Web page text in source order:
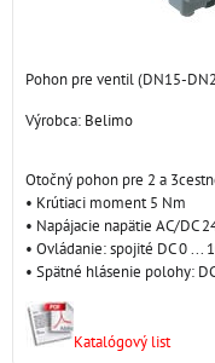
Pohon pre ventil (DN15-
Výrobca: Belimo
Otočný pohon pre 2 a
• Krútiaci moment 5 Nm
• Napájacie napätie AC/DC
• Ovládanie: spojité DC 0 ...
• Spätné hlásenie polohy:
Katalógový list